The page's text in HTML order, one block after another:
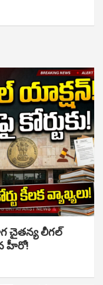
చైతన్య లీగల్
హీరో!